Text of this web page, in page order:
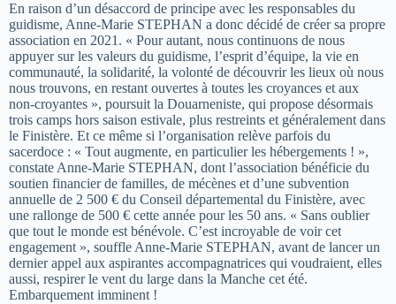
En raison d’un désaccord de principe avec les responsables du
guidisme, Anne-Marie STEPHAN a donc décidé de créer sa propre
association en 2021. « Pour autant, nous continuons de nous
appuyer sur les valeurs du guidisme, l’esprit d’équipe, la vie en
communauté, la solidarité, la volonté de découvrir les lieux où nous
nous trouvons, en restant ouvertes à toutes les croyances et aux
non-croyantes », poursuit la Douarneniste, qui propose désormais
trois camps hors saison estivale, plus restreints et généralement dans
le Finistère. Et ce même si l’organisation relève parfois du
sacerdoce : « Tout augmente, en particulier les hébergements ! »,
constate Anne-Marie STEPHAN, dont l’association bénéficie du
soutien financier de familles, de mécènes et d’une subvention
annuelle de 2 500 € du Conseil départemental du Finistère, avec
une rallonge de 500 € cette année pour les 50 ans. « Sans oublier
que tout le monde est bénévole. C’est incroyable de voir cet
engagement », souffle Anne-Marie STEPHAN, avant de lancer un
dernier appel aux aspirantes accompagnatrices qui voudraient, elles
aussi, respirer le vent du large dans la Manche cet été.
Embarquement imminent !